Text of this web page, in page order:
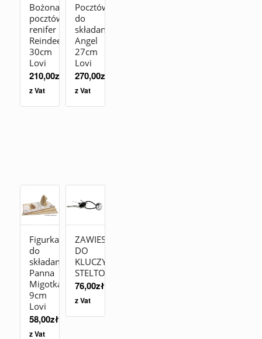
Bożonarodzeniowa
pocztówka
renifer
Reindeer
30cm
Lovi
210,00zł
z Vat
Pocztówka
do
składania
Angel
27cm
Lovi
270,00zł
z Vat
Figurka
do
składania
Panna
Migotka
9cm
Lovi
58,00zł
z Vat
ZAWIESZKA
DO
KLUCZY
STELTON
76,00zł
z Vat